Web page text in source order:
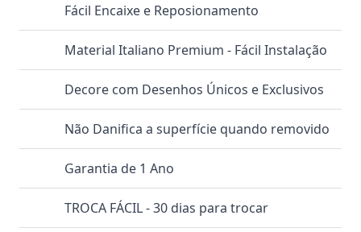
Fácil Encaixe e Reposionamento
Material Italiano Premium - Fácil Instalação
Decore com Desenhos Únicos e Exclusivos
Não Danifica a superfície quando removido
Garantia de 1 Ano
TROCA FÁCIL - 30 dias para trocar